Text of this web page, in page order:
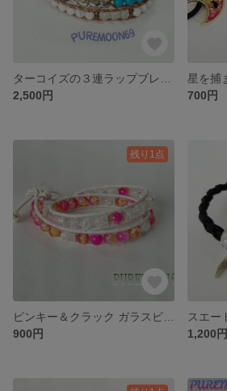
2,500円
700円
残り1点
900円
1,200円